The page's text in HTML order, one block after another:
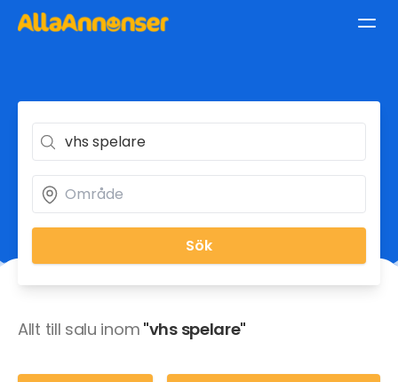
Sök
Allt till salu inom "vhs spelare"